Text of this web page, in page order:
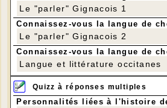
Le "parler" Gignacois 1
Connaissez-vous la langue de
Le "parler" Gignacois 2
Connaissez-vous la langue de
Langue et littérature occitanes
Quizz à réponses multiples
Personnalités liées à l'histoire